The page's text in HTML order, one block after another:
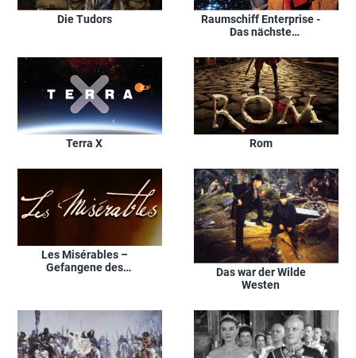
Die Tudors
Raumschiff Enterprise -
Das nächste
Terra X Rom
Les Misérables –
Gefangene des
Das war der Wilde
Westen